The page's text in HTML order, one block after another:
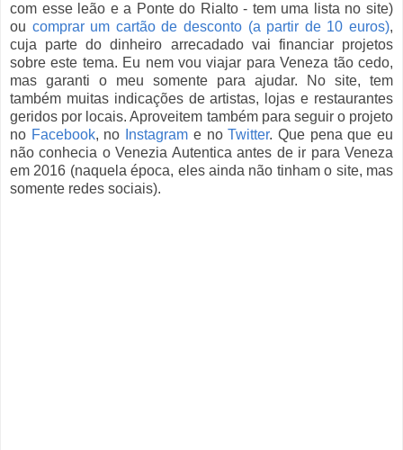
com esse leão e a Ponte do Rialto - tem uma lista no site)
ou comprar um cartão de desconto (a partir de 10 euros),
cuja parte do dinheiro arrecadado vai financiar projetos
sobre este tema. Eu nem vou viajar para Veneza tão cedo,
mas garanti o meu somente para ajudar. No site, tem
também muitas indicações de artistas, lojas e restaurantes
geridos por locais. Aproveitem também para seguir o projeto
no Facebook, no Instagram e noTwitter. Que pena que eu
não conhecia o Venezia Autentica antes de ir para Veneza
em 2016 (naquela época, eles ainda não tinham o site, mas
somente redes sociais).